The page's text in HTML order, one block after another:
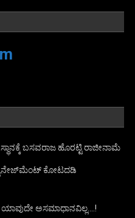
ಬಸವರಾಜ ಹೊರಟ್ಟಿ ರಾಜೀನಾಮೆ
ಕೋಟದಡಿ
ಅಸಮಾಧಾನವಿಲ್ಲ….!